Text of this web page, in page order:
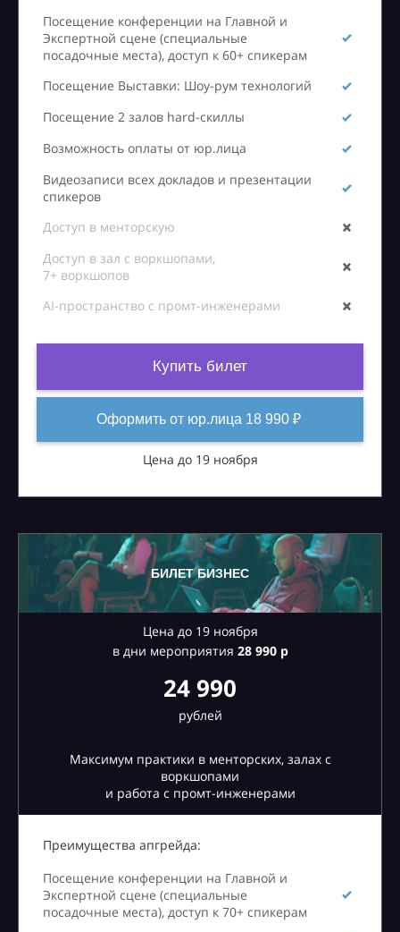
Посещение конференции на Главной и
Экспертной сцене (специальные
посадочные места), доступ к 60+ спикерам
Посещение Выставки: Шоу-рум технологий
Посещение 2 залов hard-скиллы
Возможность оплаты от юр.лица
Видеозаписи всех докладов и презентации
спикеров
Доступ в менторскую
Доступ в зал с воркшопами,
7+ воркшопов
AI-пространство с промт-инженерами
Купить билет
Оформить от юр.лица 18 990 ₽
Цена до 19 ноября
БИЛЕТ БИЗНЕС
Цена до 19 ноября
в дни мероприятия 28990 р
24 990
рублей
Максимум практики в менторских, залах с
воркшопами
и работа с промт-инженерами
Преимущества апгрейда:
Посещение конференции на Главной и
Экспертной сцене (специальные
посадочные места), доступ к 70+ спикерам